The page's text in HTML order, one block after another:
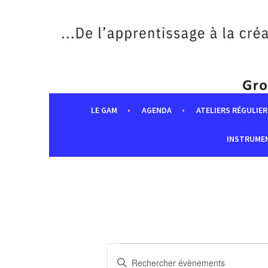
contenu
LE GAM AGENDA ATELIERS
ÉVÈNEMENTS
RECHERCHE
Saisir